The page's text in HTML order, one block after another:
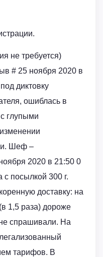
не требуется)
# 25 ноября 2020 в
диктовку
ошиблась в
глупыми
Шеф –
2020 в 21:50 0
с посылкой 300 г.
доставку: на
1,5 раза) дороже
спрашивали. На
тарифов. В